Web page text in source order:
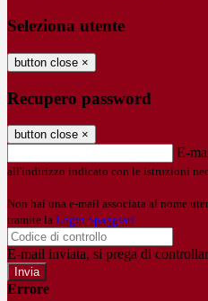
Seleziona utente
button close ×
Recupero password
button close ×
E-
all'indirizzo indicato con le istruzioni
Non hai una e-mail associata al nome
tramite la Login Spaggiari
E-mail inviata, si prega di
Errore